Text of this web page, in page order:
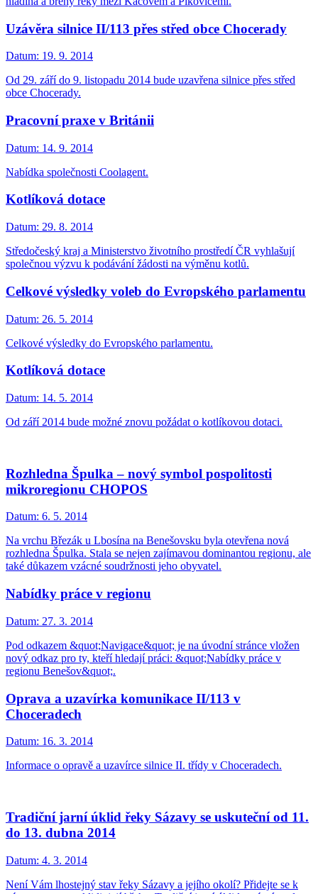
Uzávěra silnice II/113 přes střed obce Chocerady
Datum: 19. 9. 2014
Od 29. září do 9. listopadu 2014 bude uzavřena silnice přes střed
obce Chocerady.
Pracovní praxe v Británii
Datum: 14. 9. 2014
Nabídka společnosti Coolagent.
Kotlíková dotace
Datum: 29. 8. 2014
Středočeský kraj a Ministerstvo životního prostředí ČR vyhlašují
společnou výzvu k podávání žádosti na výměnu kotlů.
Celkové výsledky voleb do Evropského parlamentu
Datum: 26. 5. 2014
Celkové výsledky do Evropského parlamentu.
Kotlíková dotace
Datum: 14. 5. 2014
Od září 2014 bude možné znovu požádat o kotlíkovou dotaci.
Rozhledna Špulka – nový symbol pospolitosti
mikroregionu CHOPOS
Datum: 6. 5. 2014
Na vrchu Březák u Lbosína na Benešovsku byla otevřena nová
rozhledna Špulka. Stala se nejen zajímavou dominantou regionu, ale
také důkazem vzácné soudržnosti jeho obyvatel.
Nabídky práce v regionu
Datum: 27. 3. 2014
Pod odkazem &quot;Navigace&quot; je na úvodní stránce vložen
nový odkaz pro ty, kteří hledají práci: &quot;Nabídky práce v
regionu Benešov&quot;.
Oprava a uzavírka komunikace II/113 v
Choceradech
Datum: 16. 3. 2014
Informace o opravě a uzavírce silnice II. třídy v Choceradech.
Tradiční jarní úklid řeky Sázavy se uskuteční od 11.
do 13. dubna 2014
Datum: 4. 3. 2014
Není Vám lhostejný stav řeky Sázavy a jejího okolí? Přidejte se k